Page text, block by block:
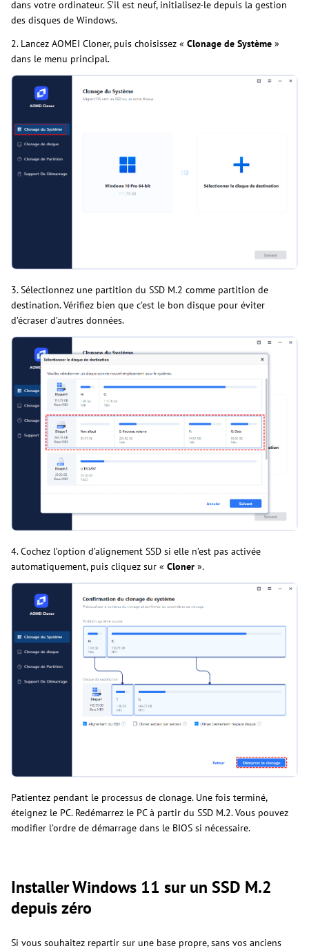
dans votre ordinateur. S’il est neuf, initialisez-le depuis la gestion
des disques de Windows.
2. Lancez AOMEI Cloner, puis choisissez « Clonage de Système »
dans le menu principal.
3. Sélectionnez une partition du SSD M.2 comme partition de
destination. Vérifiez bien que c’est le bon disque pour éviter
d’écraser d’autres données.
4. Cochez l’option d’alignement SSD si elle n’est pas activée
automatiquement, puis cliquez sur « Cloner ».
Patientez pendant le processus de clonage. Une fois terminé,
éteignez le PC. Redémarrez le PC à partir du SSD M.2. Vous pouvez
modifier l’ordre de démarrage dans le BIOS si nécessaire.
Installer Windows 11 sur un SSD M.2
depuis zéro
Si vous souhaitez repartir sur une base propre, sans vos anciens